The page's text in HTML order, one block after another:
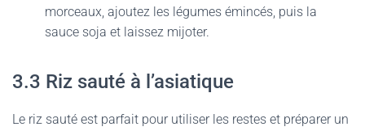
morceaux, ajoutez les légumes émincés, puis la
sauce soja et laissez mijoter.
3.3 Riz sauté à l’asiatique
Le riz sauté est parfait pour utiliser les restes et préparer un